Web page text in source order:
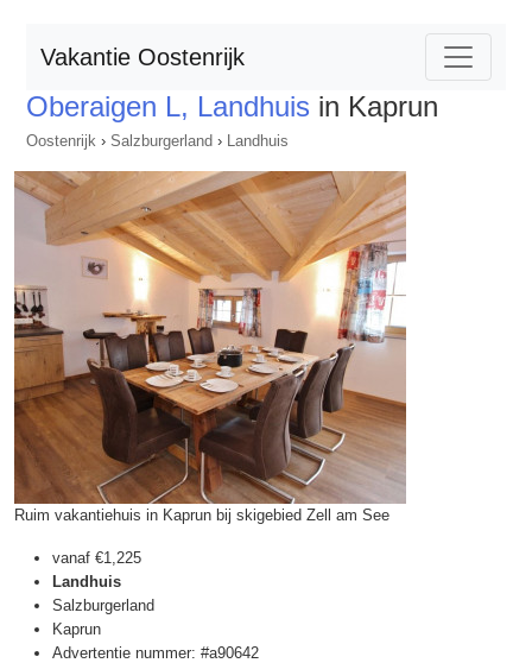
Vakantie Oostenrijk
Oberaigen L, Landhuis in Kaprun
Oostenrijk › Salzburgerland › Landhuis
Ruim vakantiehuis in Kaprun bij skigebied Zell am See
vanaf €1,225
Landhuis
Salzburgerland
Kaprun
Advertentie nummer: #a90642